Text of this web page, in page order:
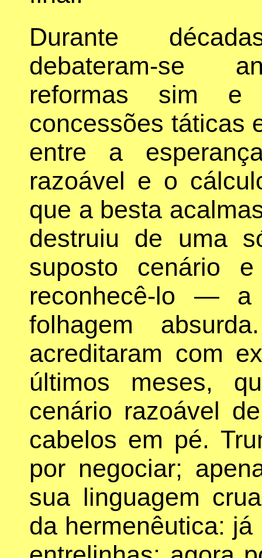
Durante
debateram-se
reformas sim e
concessões táticas
entre a
razoável e o
que a besta
destruiu de uma
suposto cenário
reconhecê-lo —
folhagem
acreditaram com
últimos meses,
cenário razoável
cabelos em pé.
por negociar;
sua linguagem
da hermenêutica: